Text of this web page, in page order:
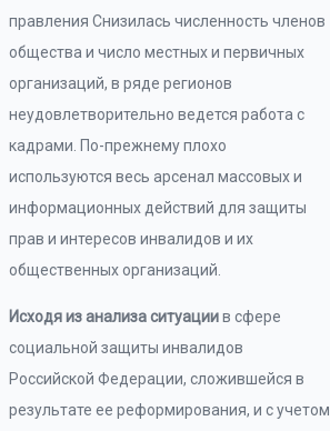
правления Снизилась численность членов
общества и число местных и первичных
организаций, в ряде регионов
неудовлетворительно ведется работа с
кадрами. По-прежнему плохо
используются весь арсенал массовых и
информационных действий для защиты
прав и интересов инвалидов и их
общественных организаций.
Исходя из анализа ситуациив сфере
социальной защиты инвалидов
Российской Федерации, сложившейся в
результате ее реформирования, и с учетом